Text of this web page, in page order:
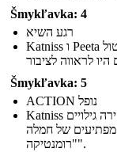
Šmykľavka: 4
רגע השיא
Katniss ו Peeta להיכנס משחקי הרעב הקטלני לאחר שהות קצרה הקפיטול
Šmykľavka: 5
ACTION נופל
Katniss מפתיע צופים ומקבלי משחק כאחד עם חשיבתה המהירה גילויים
מפתיעים של חמלה. Katniss ו Peeta לזכות בליבם של הצופים בגלל שלהם
"רומנטיקה".